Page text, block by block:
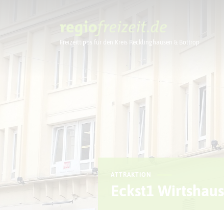
Freizeittipps für den Kreis Recklinghausen & Bottrop
ATTRAKTION
Eckst1 Wirtshaus